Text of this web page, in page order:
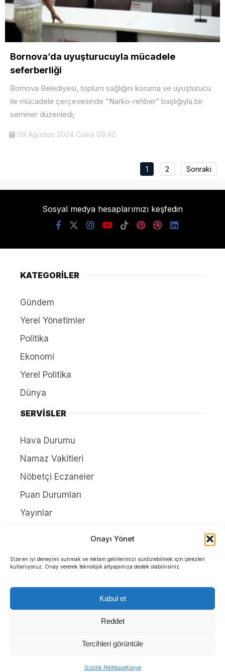
Onayı Yönet
Size en iyi deneyimi sunmak ve reklam gelirlerimizi sürdürebilmek için çerezleri
kullanıyoruz. Onay vererek teknolojik altyapımıza destek olabilirsiniz.
Kabul et
Reddet
Tercihleri görüntüle
Gizlilik PolitikasıKünye
Bornova’da uyuşturucuyla mücadele
seferberliği
Bornova Belediyesi, toplum sağlığını koruma ve uyuşturucu
ile mücadele çerçevesinde “Narko-rehber” başlığıyla bir
seminer düzenledi;
09 Ağustos 2024 Cuma 09:40
1 2 Sonraki
Sosyal medya hesaplarımızı keşfedin
KATEGORİLER
Gündem
Yerel Yönetimler
Politika
Ekonomi
Yerel Politika
Dünya
SERVİSLER
Hava Durumu
Namaz Vakitleri
Nöbetçi Eczaneler
Puan Durumları
Yayınlar
İletişim